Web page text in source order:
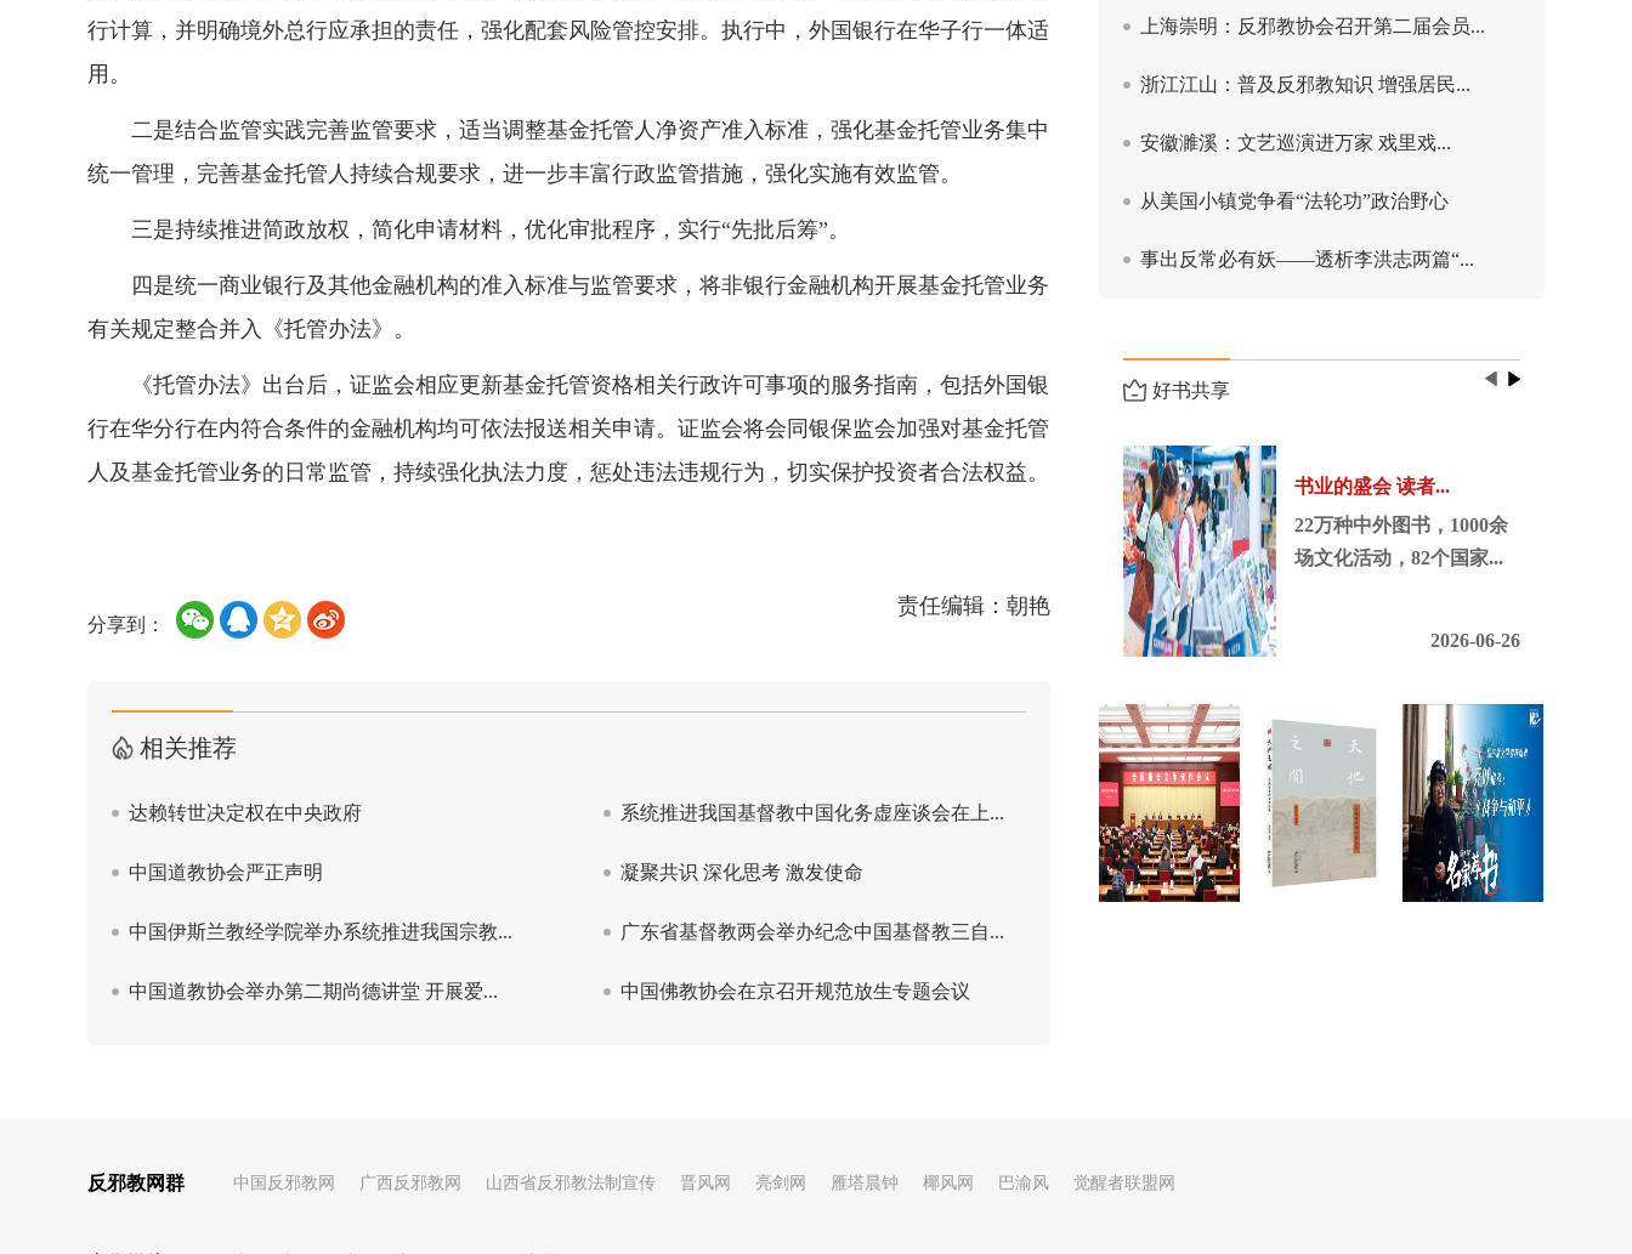
行计算，并明确境外总行应承担的责任，强化配套风险管控安排。执行中，外国银行在华子行一体适
用。
二是结合监管实践完善监管要求，适当调整基金托管人净资产准入标准，强化基金托管业务集中
统一管理，完善基金托管人持续合规要求，进一步丰富行政监管措施，强化实施有效监管。
三是持续推进简政放权，简化申请材料，优化审批程序，实行“先批后筹”。
四是统一商业银行及其他金融机构的准入标准与监管要求，将非银行金融机构开展基金托管业务
有关规定整合并入《托管办法》。
《托管办法》出台后，证监会相应更新基金托管资格相关行政许可事项的服务指南，包括外国银
行在华分行在内符合条件的金融机构均可依法报送相关申请。证监会将会同银保监会加强对基金托管
人及基金托管业务的日常监管，持续强化执法力度，惩处违法违规行为，切实保护投资者合法权益。
分享到：
责任编辑：朝艳
反邪教网群 中国反邪教网 广西反邪教网 山西省反邪教法制宣传 晋风网 亮剑网 雁塔晨钟 椰风网 巴渝风 觉醒者联盟网